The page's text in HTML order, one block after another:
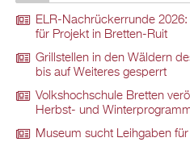
ELR-Nach­rü­ck­er­run­de
für Pro­jekt in Brett­en-Ruit
Grill­stel­len in den Wäl­dern
bis auf Wei­te­res ge­sperrt
Volks­hoch­schu­le Brett­en
Herbst- und
Mu­se­um sucht Leih­ga­ben